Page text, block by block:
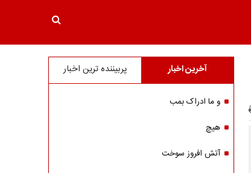
آخرین اخبار پربیننده ترین اخبار
و ما ادراک بمب
هیچ
آتش افروز سوخت